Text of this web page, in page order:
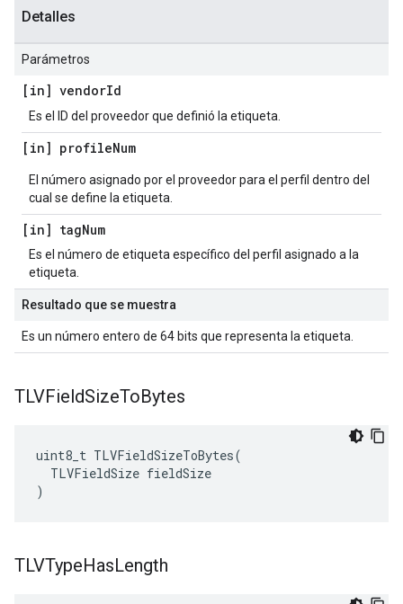
Detalles
Parámetros
[in] vendorId
Es el ID del proveedor que definió la etiqueta.
[in] profileNum
El número asignado por el proveedor para el perfil dentro del
cual se define la etiqueta.
[in] tagNum
Es el número de etiqueta específico del perfil asignado a la
etiqueta.
Resultado que se muestra
Es un número entero de 64 bits que representa la etiqueta.
TLVFieldSizeToBytes
uint8_t TLVFieldSizeToBytes(
  TLVFieldSize fieldSize
)
TLVTypeHasLength